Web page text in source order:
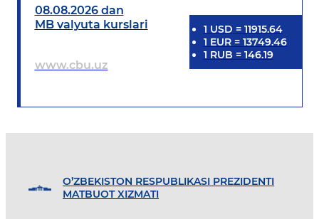
08.08.2026 dan
MB valyuta kurslari
www.cbu.uz
1 USD = 11915.64
1 EUR= 13749.46
1 RUB = 146.19
O’ZBEKISTON RESPUBLIKASI PREZIDENTI
MATBUOT XIZMATI